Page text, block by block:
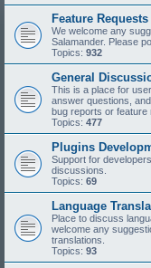
Feature Requests
We welcome any
Salamander. Please
Topics: 932
General
This is a place for
answer questions,
bug reports or feature
Topics: 477
Plugins
Support for
discussions.
Topics: 69
Language
Place to discuss
welcome any
translations.
Topics: 93